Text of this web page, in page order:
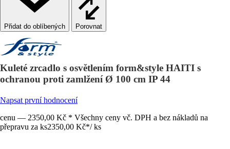
Porovnat
Kuleté zrcadlo s osvětlením form&style HAITI s
ochranou proti zamlžení Ø 100 cm IP 44
Napsat první hodnocení
cenu — 2350,00 Kč * Všechny ceny vč. DPH a bez nákladů na
přepravu za ks2350,00 Kč*/ ks